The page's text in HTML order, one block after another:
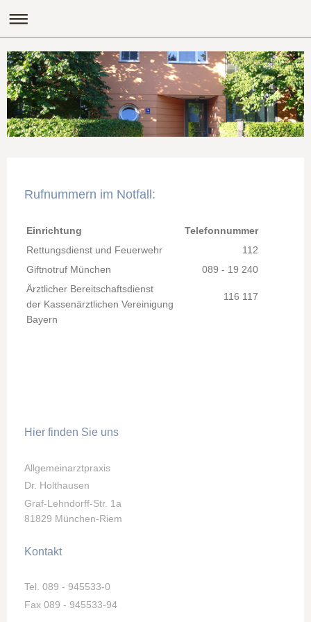
Rufnummern im Notfall:
Einrichtung
Telefonnummer
Rettungsdienst und Feuerwehr
112
Giftnotruf München
089 - 19 240
Ärztlicher Bereitschaftsdienst
der Kassenärztlichen Vereinigung
Bayern
116 117
Hier finden Sie uns
Allgemeinarztpraxis
Dr. Holthausen
Graf-Lehndorff-Str. 1a
81829 München-Riem
Kontakt
Tel. 089 - 945533-0
Fax 089 - 945533-94